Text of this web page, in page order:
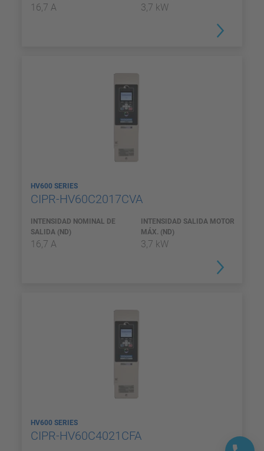
16,7 A 3,7 kW
HV600 SERIES
CIPR-HV60C2017CVA
INTENSIDAD NOMINAL DE
SALIDA (ND)
16,7 A
INTENSIDAD SALIDA MOTOR
MÁX. (ND)
3,7 kW
HV600 SERIES
CIPR-HV60C4021CFA